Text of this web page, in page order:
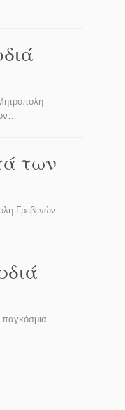
των
Γρεβενών
παγκόσμια